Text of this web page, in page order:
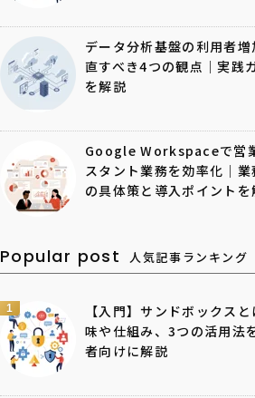
データ分析基盤の利用者増
直すべき4つの観点｜実践
を解説
Google Workspaceで営
スタント業務を効率化｜業
の具体策と導入ポイントを
Popular post 人気記事ランキング
1
【入門】サンドボックスと
味や仕組み、3つの活用法
者向けに解説